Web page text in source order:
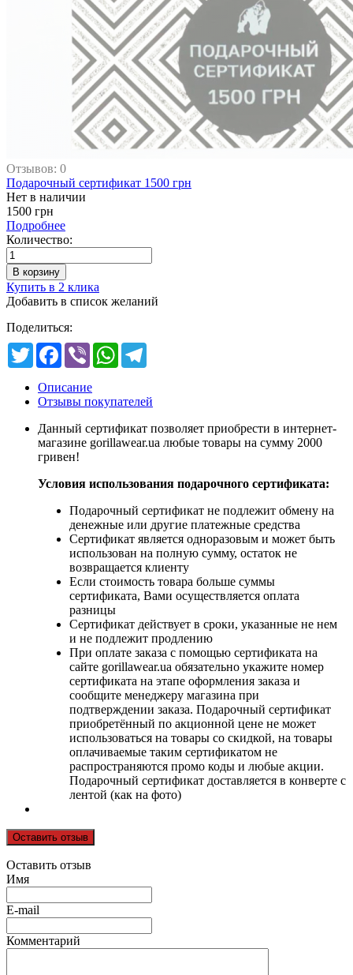
Отзывов: 0
Подарочный сертификат 1500 грн
Нет в наличии
1500 грн
Подробнее
Количество:
Купить в 2 клика
Добавить в список желаний
Поделиться:
TwitterFacebook
Viber WhatsApp
Описание
Отзывы покупателей
Данный сертификат позволяет приобрести в интернет-
магазине gorillawear.ua любые товары на сумму 2000
гривен!
Условия использования подарочного сертификата:
Подарочный сертификат не подлежит обмену на
денежные или другие платежные средства
Сертификат является одноразовым и может быть
использован на полную сумму, остаток не
возвращается клиенту
Если стоимость товара больше суммы
сертификата, Вами осуществляется оплата
разницы
Сертификат действует в сроки, указанные не нем
и не подлежит продлению
При оплате заказа с помощью сертификата на
сайте gorillawear.ua обязательно укажите номер
сертификата на этапе оформления заказа и
сообщите менеджеру магазина при
подтверждении заказа. Подарочный сертификат
приобретённый по акционной цене не может
использоваться на товары со скидкой, на товары
оплачиваемые таким сертификатом не
распространяются промо коды и любые акции.
Подарочный сертификат доставляется в конверте с
лентой (как на фото)
Оставить отзыв
Оставить отзыв
Имя
E-mail
Комментарий